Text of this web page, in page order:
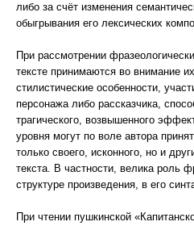
либо за счёт изменения
обыгрывания его лексических
При рассмотрении
тексте принимаются во внимание
стилистические особенности,
персонажа либо рассказчика,
трагического, возвышенного
уровня могут по воле автора
только своего, исконного, но и
текста. В частности, велика роль
структуре произведения, в его
При чтении пушкинской